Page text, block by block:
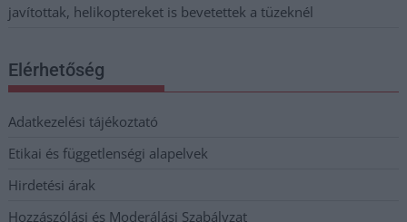
javítottak, helikoptereket is bevetettek a tüzeknél
Elérhetőség
Adatkezelési tájékoztató
Etikai és függetlenségi alapelvek
Hirdetési árak
Hozzászólási és Moderálási Szabályzat